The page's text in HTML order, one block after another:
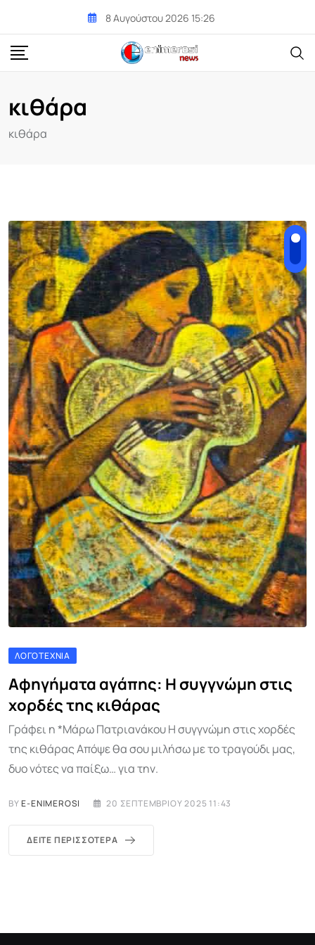
content
8 Αυγούστου 2026 15:26
κιθάρα
κιθάρα
ΛΟΓΟΤΕΧΝΊΑ
Αφηγήματα αγάπης: Η συγγνώμη στις
χορδές της κιθάρας
Γράφει η *Μάρω Πατριανάκου Η συγγνώμη στις χορδές
της κιθάρας Απόψε θα σου μιλήσω με το τραγούδι μας,
δυο νότες να παίξω… για την.
BYE-ENIMEROSI 20 ΣΕΠΤΕΜΒΡΊΟΥ 2025 11:43
ΔΕΊΤΕ ΠΕΡΙΣΣΌΤΕΡΑ